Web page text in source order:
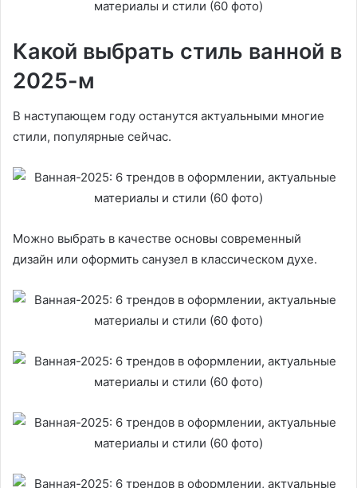
Какой выбрать стиль ванной в
2025-м
В наступающем году останутся актуальными многие
стили, популярные сейчас.
Можно выбрать в качестве основы современный
дизайн или оформить санузел в классическом духе.